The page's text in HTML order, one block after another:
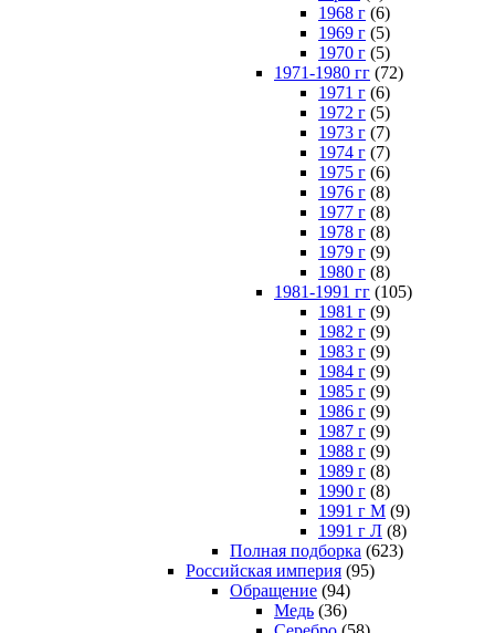
1968 г (6)
1969 г (5)
1970 г (5)
1971-1980 гг (72)
1971 г (6)
1972 г (5)
1973 г (7)
1974 г (7)
1975 г (6)
1976 г (8)
1977 г (8)
1978 г (8)
1979 г (9)
1980 г (8)
1981-1991 гг (105)
1981 г (9)
1982 г (9)
1983 г (9)
1984 г (9)
1985 г (9)
1986 г (9)
1987 г (9)
1988 г (9)
1989 г (8)
1990 г (8)
1991 г М (9)
1991 г Л (8)
Полная подборка (623)
Российская империя (95)
Обращение (94)
Медь (36)